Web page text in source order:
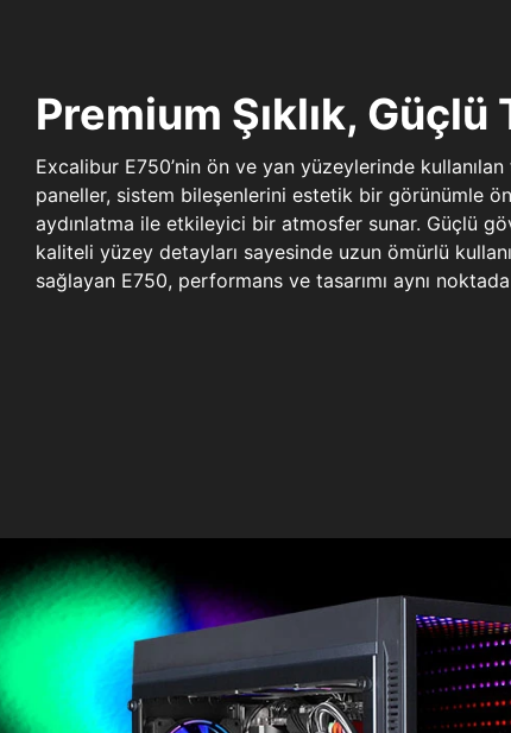
Premium Şıklık, Güçlü
Excalibur E750’nin ön ve yan yüzeylerinde
paneller, sistem bileşenlerini estetik bir görünümle
aydınlatma ile etkileyici bir atmosfer sunar. Güçlü
kaliteli yüzey detayları sayesinde uzun ömürlü
sağlayan E750, performans ve tasarımı aynı